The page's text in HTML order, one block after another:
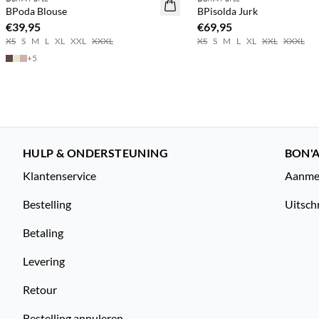
BPoda Blouse
€39,95
XS S M L XL XXL XXXL
+5
BPisolda Jurk
€69,95
XS S M L XL XXL XXXL
HULP & ONDERSTEUNING
Klantenservice
Bestelling
Betaling
Levering
Retour